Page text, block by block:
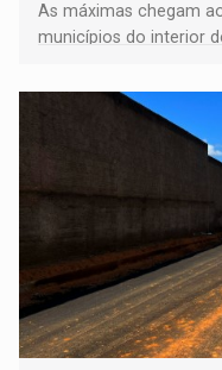
As máximas chegam
municípios do interior